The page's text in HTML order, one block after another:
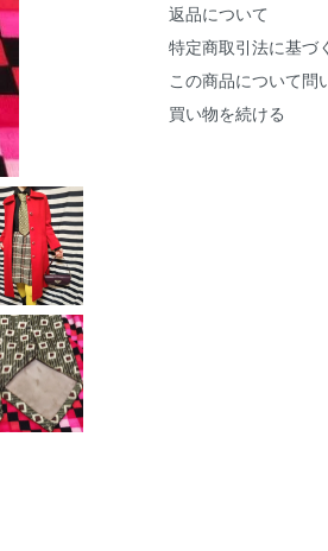
返品について
特定商取引法に基づ
この商品について問
買い物を続ける